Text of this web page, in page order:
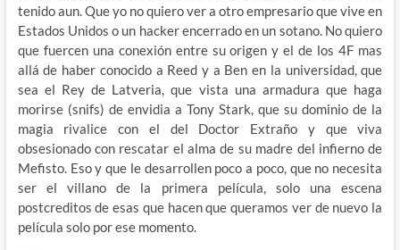
tenido aun. Que yo no quiero ver a otro empresario que vive en
Estados Unidos o un hacker encerrado en un sotano. No quiero
que fuercen una conexión entre su origen y el de los 4F mas
allá de haber conocido a Reed y a Ben en la universidad, que
sea el Rey de Latveria, que vista una armadura que haga
morirse (snifs) de envidia a Tony Stark, que su dominio de la
magia rivalice con el del Doctor Extraño y que viva
obsesionado con rescatar el alma de su madre del infierno de
Mefisto. Eso y que le desarrollen poco a poco, que no necesita
ser el villano de la primera película, solo una escena
postcreditos de esas que hacen que queramos ver de nuevo la
película solo por ese momento.